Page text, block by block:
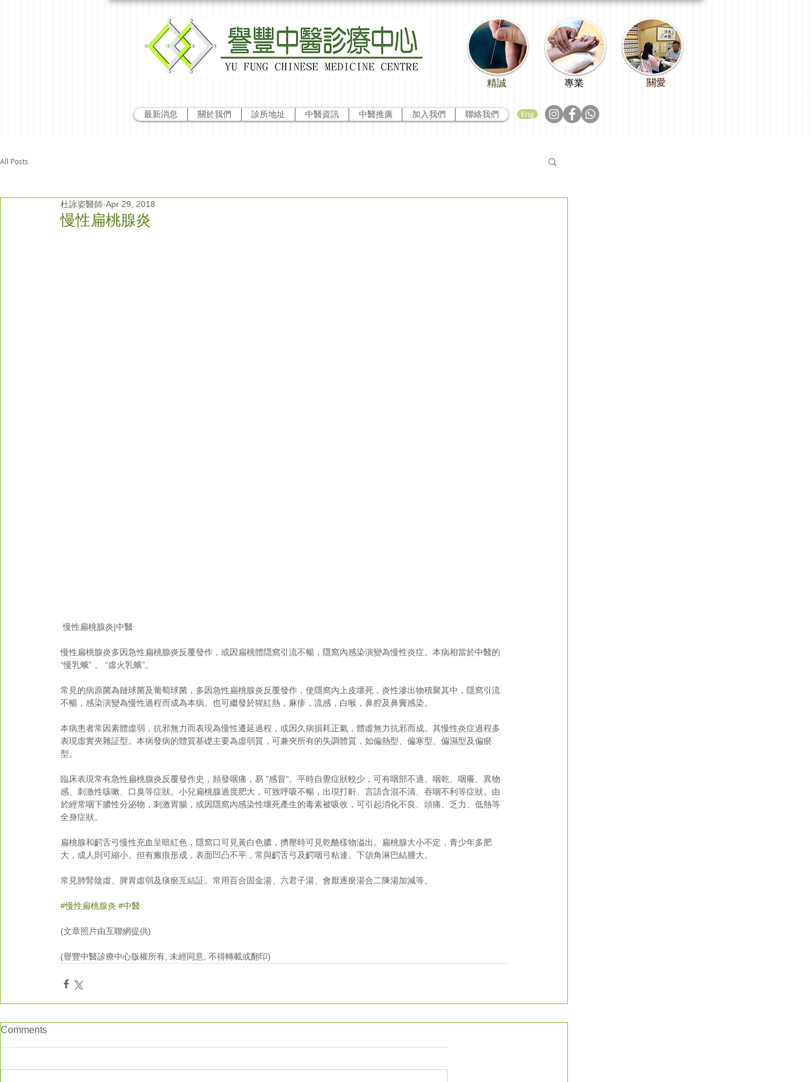
精誠
最新消息 關於我們 診所地址 中醫資訊 中醫推廣 加入我們 聯絡我們 Eng
專業 關愛
All Posts
慢性扁桃腺炎
杜詠姿醫師 Apr 29, 2018
慢性扁桃腺炎|中醫
慢性扁桃腺炎多因急性扁桃腺炎反覆發作，或因扁桃體隠窩引流不暢，隱窩內感染演變為慢性炎症。本病相當於中醫的
“慢乳蛾” 、 “虛火乳蛾”。
常見的病原菌為鏈球菌及葡萄球菌，多因急性扁桃腺炎反覆發作，使隱窩內上皮壞死，炎性滲出物積聚其中，隱窩引流
不暢，感染演變為慢性過程而成為本病。也可繼發於猩紅熱，麻疹，流感，白喉，鼻腔及鼻竇感染。
本病患者常因素體虛弱，抗邪無力而表現為慢性遷延過程，或因久病損耗正氣，體虛無力抗邪而成。其慢性炎症過程多
表現虛實夾雜証型。本病發病的體質基礎主要為虛弱質，可兼夾所有的失調體質，如偏熱型、偏寒型、偏濕型及偏瘀
型。
臨床表現常有急性扁桃腺炎反覆發作史，頻發咽痛，易 "感冒"。平時自覺症狀較少，可有咽部不適、咽乾、咽癢、異物
感、刺激性咳嗽、口臭等症狀。小兒扁桃腺過度肥大，可致呼吸不暢，出現打鼾、言語含混不清、吞咽不利等症狀。由
於經常咽下膿性分泌物，刺激胃腸，或因隱窩內感染性壞死產生的毒素被吸收，可引起消化不良、頭痛、乏力、低熱等
全身症狀。
扁桃腺和齶舌弓慢性充血呈暗紅色，隱窩口可見黃白色膿，擠壓時可見乾酪樣物溢出。扁桃腺大小不定，青少年多肥
大，成人則可縮小。但有瘢痕形成，表面凹凸不平，常與齶舌弓及齶咽弓粘連。下頜角淋巴結腫大。
常見肺腎陰虛、脾胃虛弱及痰瘀互結証。常用百合固金湯、六君子湯、會厭逐瘀湯合二陳湯加減等。
#慢性扁桃腺炎 #中醫
(文章照片由互聯網提供)
(譽豐中醫診療中心版權所有, 未經同意, 不得轉載或翻印)
Comments